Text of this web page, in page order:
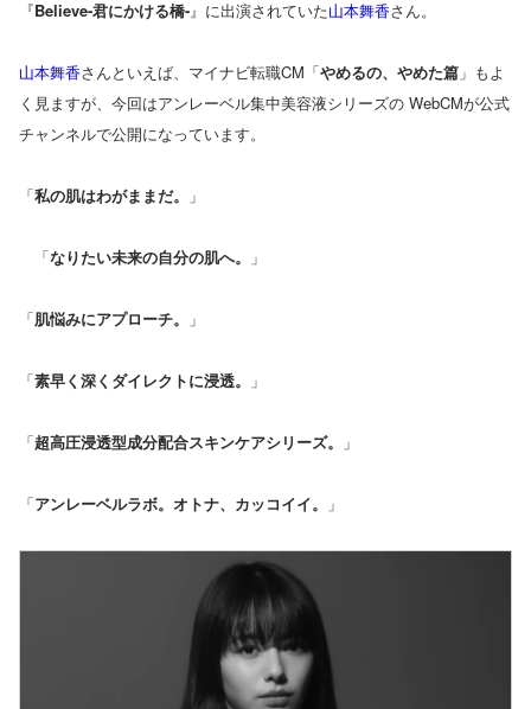
『Believe-君にかける橋-』に出演されていた山本舞香さん。
山本舞香さんといえば、マイナビ転職CM「やめるの、やめた篇 」もよ
く見ますが、今回はアンレーベル集中美容液シリーズの WebCMが公式
チャンネルで公開になっています。
「私の肌はわがままだ。 」
「なりたい未来の自分の肌へ。 」
「肌悩みにアプローチ。 」
「素早く深くダイレクトに浸透。 」
「超高圧浸透型成分配合スキンケアシリーズ。 」
「アンレーベルラボ。 オトナ、カッコイイ。 」